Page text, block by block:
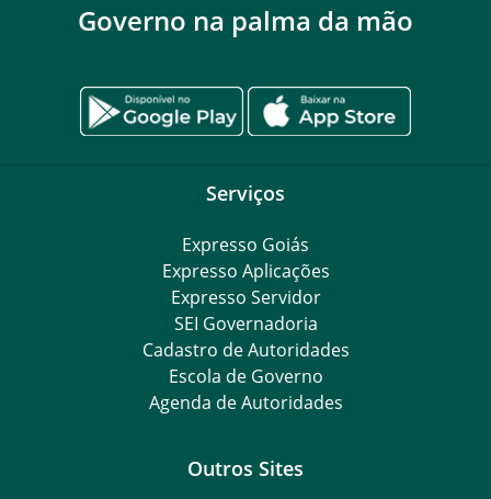
Governo na palma da mão
Serviços
Expresso Goiás
Expresso Aplicações
Expresso Servidor
SEI Governadoria
Cadastro de Autoridades
Escola de Governo
Agenda de Autoridades
Outros Sites